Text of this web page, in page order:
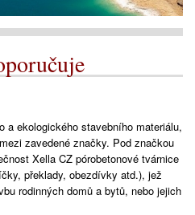
a ekologického stavebního materiálu,
zavedené značky. Pod značkou
Xella CZ pórobetonové tvárnice
překlady, obezdívky atd.), jež
rodinných domů a bytů, nebo jejich